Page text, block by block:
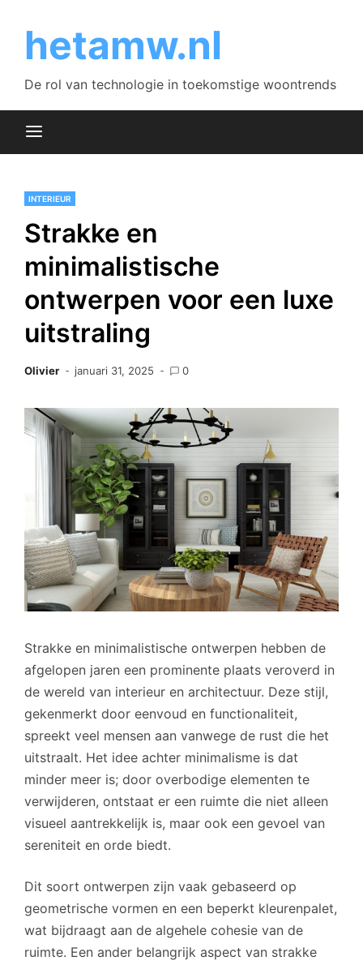
contenthetamw.nl
De rol van technologie in toekomstige woontrends
INTERIEUR
Strakke en
minimalistische
ontwerpen voor een luxe
uitstraling
Olivier januari 31, 2025 0
Strakke en minimalistische ontwerpen hebben de
afgelopen jaren een prominente plaats veroverd in
de wereld van interieur en architectuur. Deze stijl,
gekenmerkt door eenvoud en functionaliteit,
spreekt veel mensen aan vanwege de rust die het
uitstraalt. Het idee achter minimalisme is dat
minder meer is; door overbodige elementen te
verwijderen, ontstaat er een ruimte die niet alleen
visueel aantrekkelijk is, maar ook een gevoel van
sereniteit en orde biedt.
Dit soort ontwerpen zijn vaak gebaseerd op
geometrische vormen en een beperkt kleurenpalet,
wat bijdraagt aan de algehele cohesie van de
ruimte. Een ander belangrijk aspect van strakke